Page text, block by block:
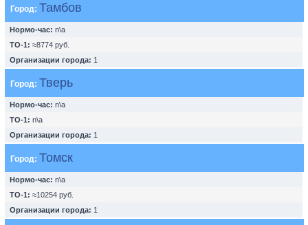
Город: Тамбов
Нормо-час: n\a
ТО-1: ≈8774 руб.
Организации города: 1
Город: Тверь
Нормо-час: n\a
ТО-1: n\a
Организации города: 1
Город: Томск
Нормо-час: n\a
ТО-1: ≈10254 руб.
Организации города: 1